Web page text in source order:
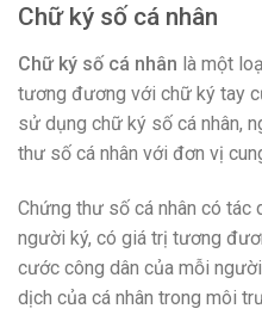
Chữ ký số cá nhân
Chữ ký số cá nhân là một
tương đương với chữ ký tay
sử dụng chữ ký số cá nhân,
thư số cá nhân với đơn vị
Chứng thư số cá nhân có tác
người ký, có giá trị tương
cước công dân của mỗi
dịch của cá nhân trong môi